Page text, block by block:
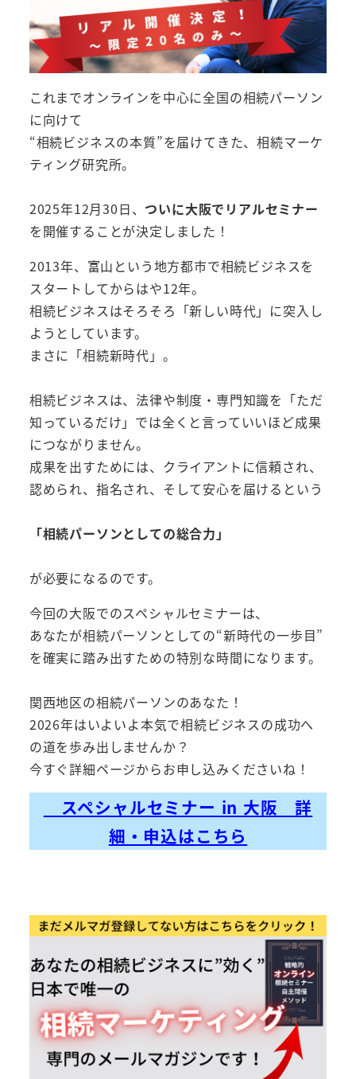
これまでオンラインを中心に全国の相続パーソン
に向けて
“相続ビジネスの本質”を届けてきた、相続マーケ
ティング研究所。
2025年12月30日、 ついに大阪でリアルセミナー
を開催することが決定しました！
2013年、富山という地方都市で相続ビジネスを
スタートしてからはや12年。
相続ビジネスはそろそろ「新しい時代」に突入し
ようとしています。
まさに「相続新時代」。
相続ビジネスは、法律や制度・専門知識を「ただ
知っているだけ」では全くと言っていいほど成果
につながりません。
成果を出すためには、クライアントに信頼され、
認められ、指名され、そして安心を届けるという
「相続パーソンとしての総合力」
が必要になるのです。
今回の大阪でのスペシャルセミナーは、
あなたが相続パーソンとしての“新時代の一歩目”
を確実に踏み出すための特別な時間になります。
関西地区の相続パーソンのあなた！
2026年はいよいよ本気で相続ビジネスの成功へ
の道を歩み出しませんか？
今すぐ詳細ページからお申し込みくださいね！
スペシャルセミナー in 大阪 詳
細・申込はこちら